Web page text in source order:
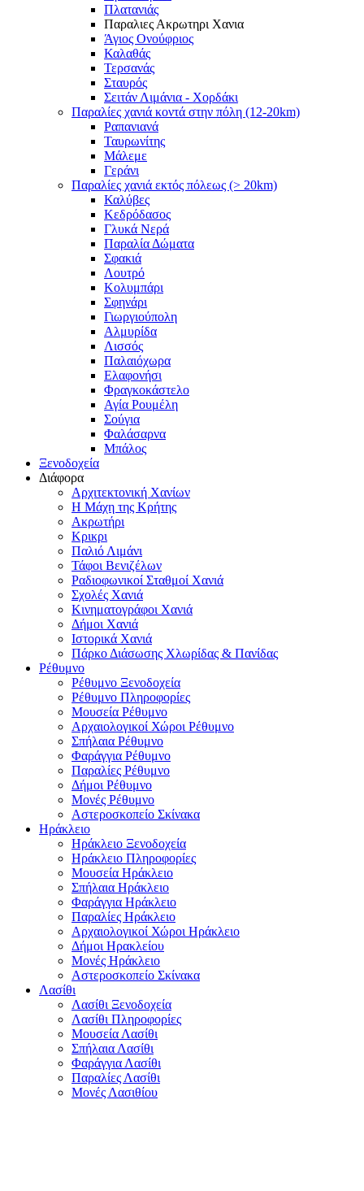
Πλατανιάς
Παραλιες Ακρωτηρι Χανια
Άγιος Ονούφριος
Καλαθάς
Τερσανάς
Σταυρός
Σειτάν Λιμάνια - Χορδάκι
Παραλίες χανιά κοντά στην πόλη (12-20km)
Ραπανιανά
Ταυρωνίτης
Μάλεμε
Γεράνι
Παραλίες χανιά εκτός πόλεως (> 20km)
Καλύβες
Κεδρόδασος
Γλυκά Νερά
Παραλία Δώματα
Σφακιά
Λουτρό
Κολυμπάρι
Σφηνάρι
Γιωργιούπολη
Αλμυρίδα
Λισσός
Παλαιόχωρα
Ελαφονήσι
Φραγκοκάστελο
Αγία Ρουμέλη
Σούγια
Φαλάσαρνα
Μπάλος
Ξενοδοχεία
Διάφορα
Αρχιτεκτονική Χανίων
Η Μάχη της Κρήτης
Ακρωτήρι
Κρικρι
Παλιό Λιμάνι
Τάφοι Βενιζέλων
Ραδιοφωνικοί Σταθμοί Χανιά
Σχολές Χανιά
Κινηματογράφοι Χανιά
Δήμοι Χανιά
Ιστορικά Χανιά
Πάρκο Διάσωσης Χλωρίδας & Πανίδας
Ρέθυμνο
Ρέθυμνο Ξενοδοχεία
Ρέθυμνο Πληροφορίες
Μουσεία Ρέθυμνο
Αρχαιολογικοί Χώροι Ρέθυμνο
Σπήλαια Ρέθυμνο
Φαράγγια Ρέθυμνο
Παραλίες Ρέθυμνο
Δήμοι Ρέθυμνο
Μονές Ρέθυμνο
Αστεροσκοπείο Σκίνακα
Ηράκλειο
Ηράκλειο Ξενοδοχεία
Ηράκλειο Πληροφορίες
Μουσεία Ηράκλειο
Σπήλαια Ηράκλειο
Φαράγγια Ηράκλειο
Παραλίες Ηράκλειο
Αρχαιολογικοί Χώροι Ηράκλειο
Δήμοι Ηρακλείου
Μονές Ηράκλειο
Αστεροσκοπείο Σκίνακα
Λασίθι
Λασίθι Ξενοδοχεία
Λασίθι Πληροφορίες
Μουσεία Λασίθι
Σπήλαια Λασίθι
Φαράγγια Λασίθι
Παραλίες Λασίθι
Μονές Λασιθίου